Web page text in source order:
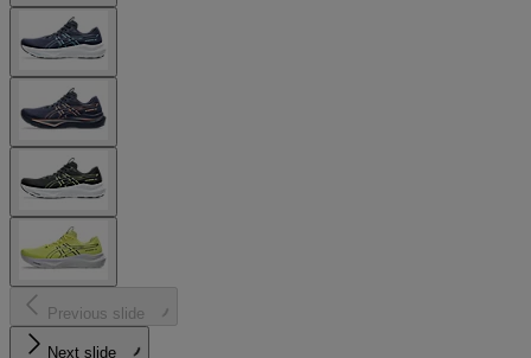
Previous slide
Next slide